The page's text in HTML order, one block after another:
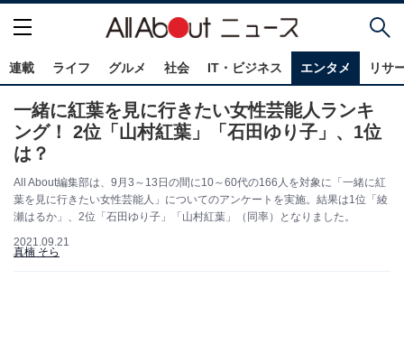
連載 ライフ グルメ 社会 IT・ビジネス エンタメ リサ
一緒に紅葉を見に行きたい女性芸能人ランキ
ング！ 2位「山村紅葉」「石田ゆり子」、1位
は？
All About編集部は、9月3～13日の間に10～60代の166人を対象に「一緒に紅
葉を見に行きたい女性芸能人」についてのアンケートを実施。結果は1位「綾
瀬はるか」、2位「石田ゆり子」「山村紅葉」（同率）となりました。
2021.09.21
真楠 そら